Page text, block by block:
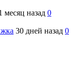
месяц назад 0
30 дней назад 0